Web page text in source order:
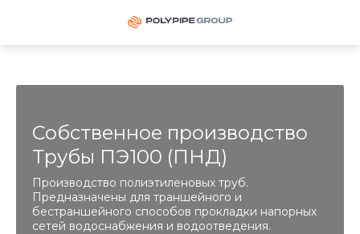
Собственное производство
Трубы ПЭ100 (ПНД)
Производство полиэтиленовых труб.
Предназначены для траншейного и
бестраншейного способов прокладки напорных
сетей водоснабжения и водоотведения.